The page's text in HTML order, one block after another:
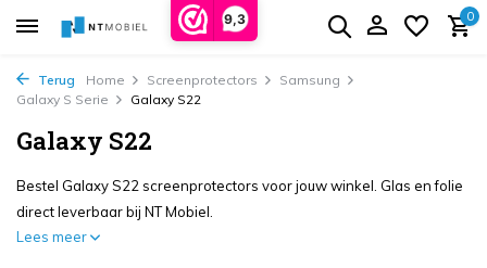
9,3 0
Terug Home Screenprotectors
Samsung
Galaxy S Serie
Galaxy S22
Galaxy S22
Bestel Galaxy S22 screenprotectors voor jouw winkel. Glas en folie
direct leverbaar bij NT Mobiel.
Lees meer